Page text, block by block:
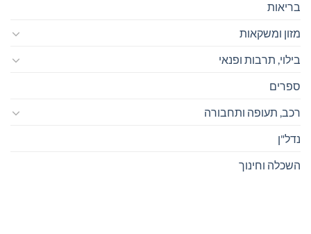
בריאות
מזון ומשקאות
בילוי, תרבות ופנאי
ספרים
רכב, תעופה ותחבורה
נדל"ן
השכלה וחינוך